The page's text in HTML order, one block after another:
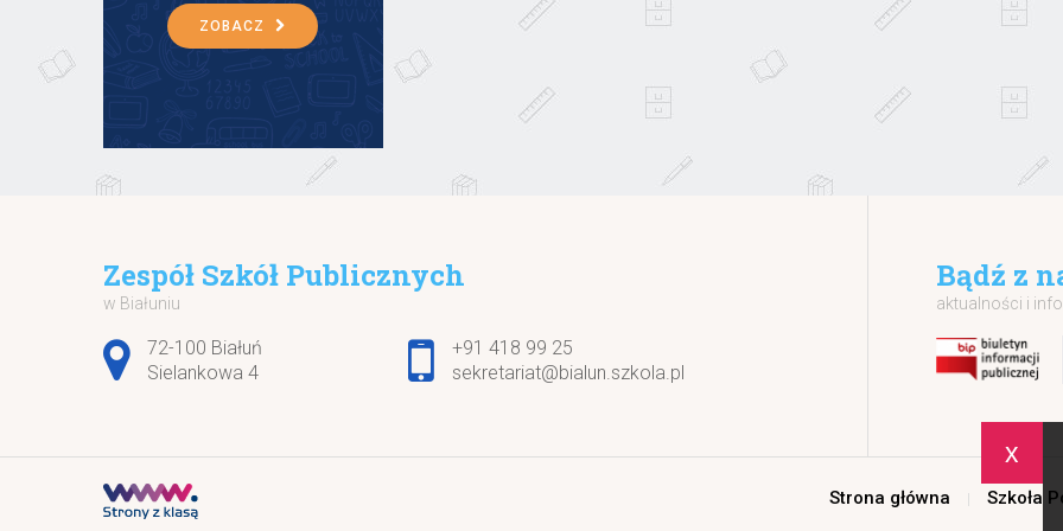
x
ZOBACZ
Zespół Szkół Publicznych
w Białuniu
Adres pocztowy:
72-100 Białuń
Sielankowa 4
+91 418 99 25
sekretariat@bialun.szkola.pl
Bądź z
aktualności i
Strona główna Szkoła